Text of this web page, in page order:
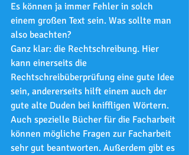
Es können ja immer Fehler in solch
einem großen Text sein. Was sollte man
also beachten?
Ganz klar: die Rechtschreibung. Hier
kann einerseits die
Rechtschreibüberprüfung eine gute Idee
sein, andererseits hilft einem auch der
gute alte Duden bei kniffligen Wörtern.
Auch spezielle Bücher für die Facharbeit
können mögliche Fragen zur Facharbeit
sehr gut beantworten. Außerdem gibt es